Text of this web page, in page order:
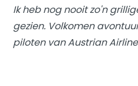
Ik heb nog nooit zo'n
gezien. Volkomen
piloten van Austrian